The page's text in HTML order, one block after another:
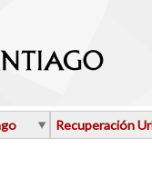
Recuperación